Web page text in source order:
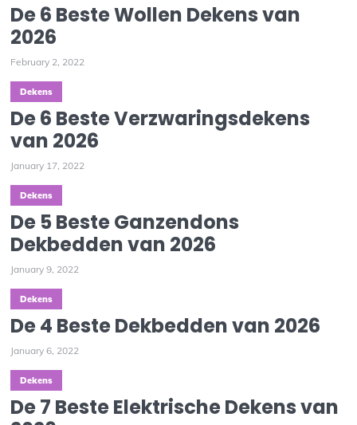
De 6 Beste Wollen Dekens van
2026
February 2, 2022
Dekens
De 6 Beste Verzwaringsdekens
van 2026
January 17, 2022
Dekens
De 5 Beste Ganzendons
Dekbedden van 2026
January 9, 2022
Dekens
De 4 Beste Dekbedden van 2026
January 6, 2022
Dekens
De 7 Beste Elektrische Dekens van